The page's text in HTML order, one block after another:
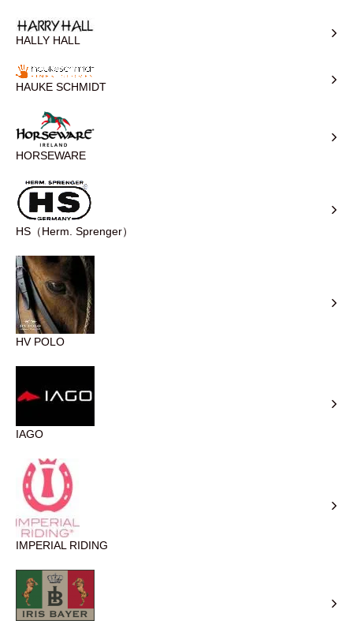
HALLY HALL
HAUKE SCHMIDT
HORSEWARE
HS（Herm. Sprenger）
HV POLO
IAGO
IMPERIAL RIDING